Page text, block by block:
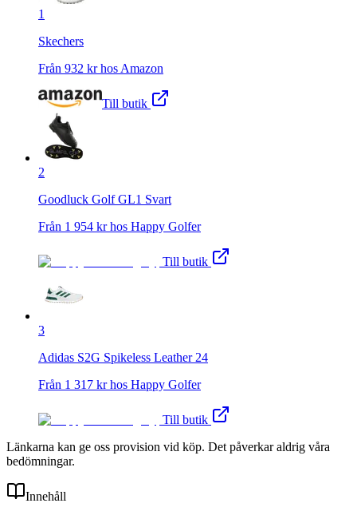
1
Skechers
Från 932 kr hos Amazon
Till butik
2
Goodluck Golf GL1 Svart
Från 1 954 kr hos Happy Golfer
Till butik
3
Adidas S2G Spikeless Leather 24
Från 1 317 kr hos Happy Golfer
Till butik
Länkarna kan ge oss provision vid köp. Det påverkar aldrig våra
bedömningar.
Innehåll